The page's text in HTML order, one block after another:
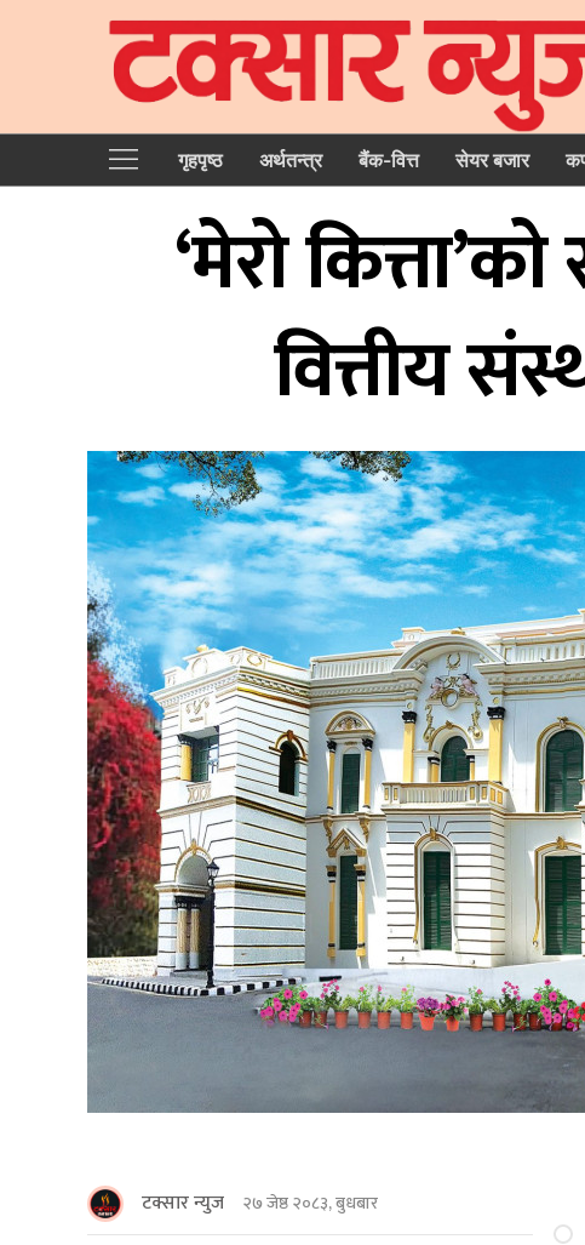
गृहपृष्‍ठ अर्थतन्त्र बैंक-वित्त सेयर बजार
‘मेरो
वित्तीय
टक्सार न्युज २७ जेष्ठ २०८३, बुधबार